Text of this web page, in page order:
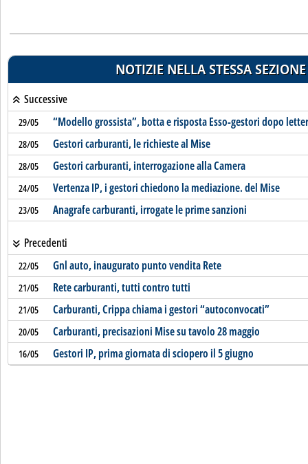
NOTIZIE NELLA STESSA SEZIONE
Successive
29/05 “Modello grossista”, botta e risposta Esso-gestori dopo
28/05 Gestori carburanti, le richieste al Mise
28/05 Gestori carburanti, interrogazione alla Camera
24/05 Vertenza IP, i gestori chiedono la mediazione. del Mise
23/05 Anagrafe carburanti, irrogate le prime sanzioni
Precedenti
22/05 Gnl auto, inaugurato punto vendita Rete
21/05 Rete carburanti, tutti contro tutti
21/05 Carburanti, Crippa chiama i gestori “autoconvocati”
20/05 Carburanti, precisazioni Mise su tavolo 28 maggio
16/05 Gestori IP, prima giornata di sciopero il 5 giugno